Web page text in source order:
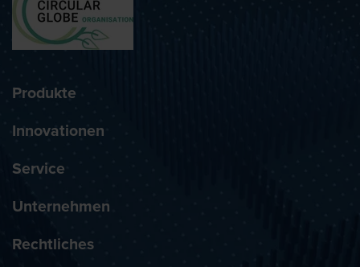
Produkte
Innovationen
Service
Unternehmen
Rechtliches